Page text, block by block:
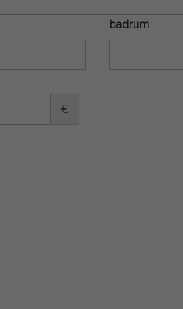
badrum
€